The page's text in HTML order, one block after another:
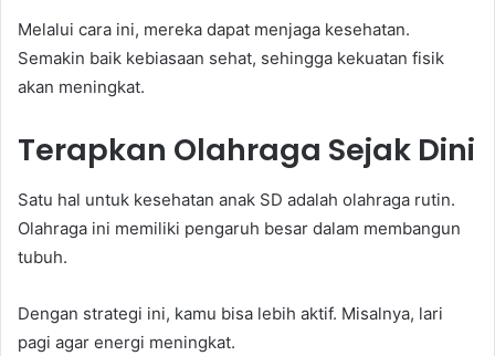
Melalui cara ini, mereka dapat menjaga kesehatan.
Semakin baik kebiasaan sehat, sehingga kekuatan fisik
akan meningkat.
Terapkan Olahraga Sejak Dini
Satu hal untuk kesehatan anak SD adalah olahraga rutin.
Olahraga ini memiliki pengaruh besar dalam membangun
tubuh.
Dengan strategi ini, kamu bisa lebih aktif. Misalnya, lari
pagi agar energi meningkat.